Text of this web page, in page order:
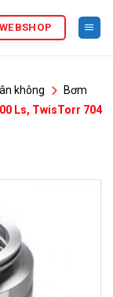
WEBSHOP
không
Bơm
Ls, TwisTorr 704